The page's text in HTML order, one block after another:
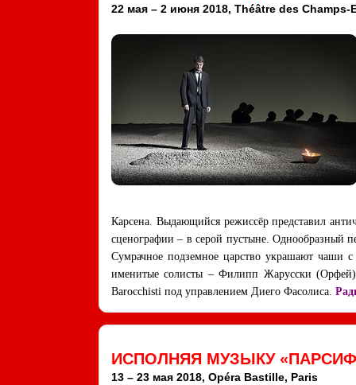
22 мая – 2 июня 2018, Théâtre des Champs-
Карсена. Выдающийся режиссёр представил
сценографии – в серой пустыне. Однообразный
Сумрачное подземное царство украшают чаши
именитые солисты – Филипп Жарусски
Barocchisti под управлением Диего Фасолиса.
ИСПОЛНЯЯ МУЗЫКУ
13 – 23 мая 2018, Opéra Bastille, Paris